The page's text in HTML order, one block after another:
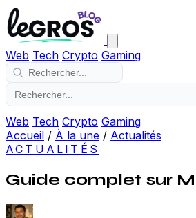
Web Tech Crypto Gaming
Web Tech Crypto Gaming
Accueil / À la une / Actualités
ACTUALITÉS
Guide complet sur